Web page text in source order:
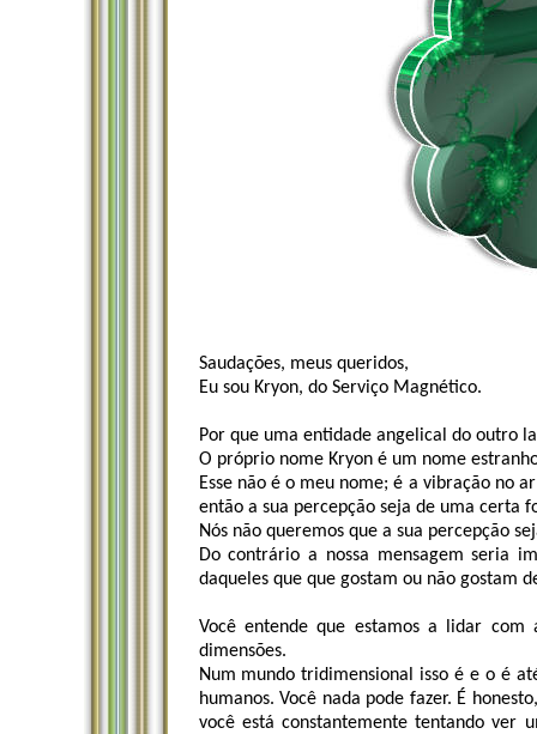
Saudações, meus queridos,
Eu sou Kryon, do Serviço Magnético.
Por que uma entidade angelical do outro
O próprio nome Kryon é um nome
Esse não é o meu nome; é a vibração no
então a sua percepção seja de uma certa
Nós não queremos que a sua percepção
Do contrário a nossa mensagem seria
daqueles que que gostam ou não gostam
Você entende que estamos a lidar
dimensões.
Num mundo tridimensional isso é e o é
humanos. Você nada pode fazer. É
você está constantemente tentando ver